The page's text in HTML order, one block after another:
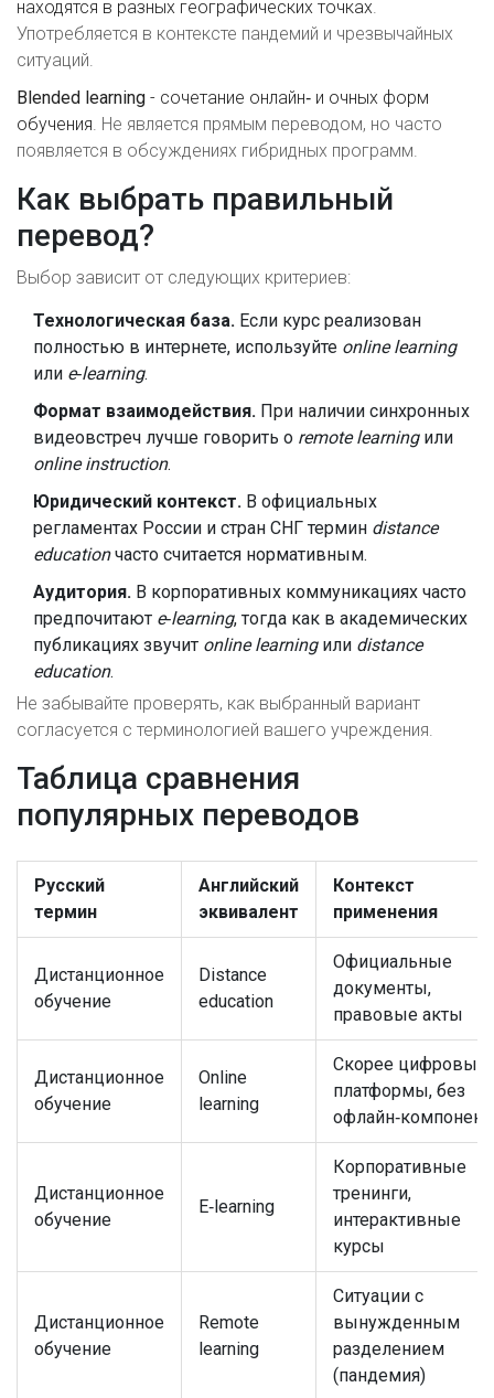
находятся в разных географических точках.
Употребляется в контексте пандемий и чрезвычайных
ситуаций.
Blended learning - сочетание онлайн‑ и очных форм
обучения. Не является прямым переводом, но часто
появляется в обсуждениях гибридных программ.
Как выбрать правильный
перевод?
Выбор зависит от следующих критериев:
Технологическая база. Если курс реализован
полностью в интернете, используйте online learning
или e‑learning.
Формат взаимодействия. При наличии синхронных
видеовстреч лучше говорить о remote learningили
online instruction.
Юридический контекст. В официальных
регламентах России и стран СНГ термин distance
educationчасто считается нормативным.
Аудитория. В корпоративных коммуникациях часто
предпочитают e‑learning, тогда как в академических
публикациях звучит online learningили distance
education.
Не забывайте проверять, как выбранный вариант
согласуется с терминологией вашего учреждения.
Таблица сравнения
популярных переводов
Русский
термин
Английский
эквивалент
Контекст
применения
Дистанционное
обучение
Distance
education
Официальные
документы,
правовые акты
Дистанционное
обучение
Online
learning
Скорее цифровые
платформы, без
офлайн‑компонент
Дистанционное
обучение
E‑learning
Корпоративные
тренинги,
интерактивные
курсы
Дистанционное
обучение
Remote
learning
Ситуации с
вынужденным
разделением
(пандемия)